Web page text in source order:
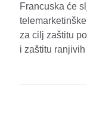
Francuska će
za cilj zaštitu
i zaštitu